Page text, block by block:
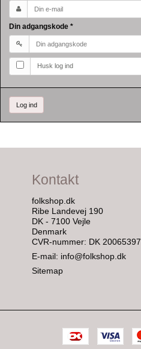
Din adgangskode*
Husk log ind
Log ind
Kontakt
folkshop.dk
Ribe Landevej 190
DK - 7100 Vejle
Denmark
CVR-nummer: DK 20065397
E-mail: info@folkshop.dk
Sitemap